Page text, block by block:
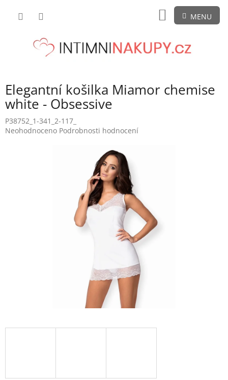
NÁKUPNÍ
KOŠÍK
Elegantní košilka Miamor chemise
white - Obsessive
P38752_1-341_2-117_
Průměrné
Neohodnoceno Podrobnosti hodnocení